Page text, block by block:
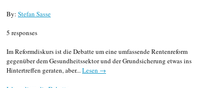
By: Stefan Sasse
5 responses
Im Reformdiskurs ist die Debatte um eine umfassende Rentenreform
gegenüber dem Gesundheitssektor und der Grundsicherung etwas ins
Hintertreffen geraten, aber... Lesen →